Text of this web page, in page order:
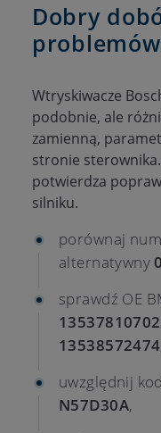
Dobry
Wtryskiwacze
podobnie, ale
zamienną,
stronie
potwierdza
silniku.
porównaj
alternatywny
sprawdź OE
uwzględnij
N57D30A,